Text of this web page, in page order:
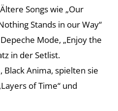
Songs wie „Our
Stands in our Way“
Mode, „Enjoy the
in der Setlist.
Anima, spielten sie
of Time“ und